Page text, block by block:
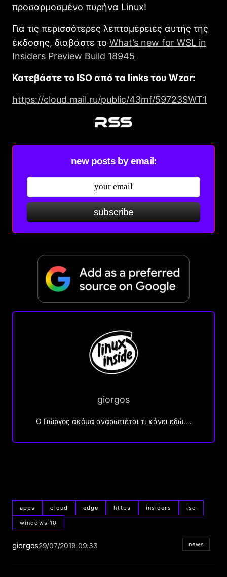
προσαρμοσμένο πυρήνα Linux!
Για τις περισσότερες λεπτομέρειες αυτής της
έκδοσης, διαβάστε το What’s new for WSL in
Insiders Preview Build 18945
Κατεβάστε το ISO από τα links του Wzor:
https://cloud.mail.ru/public/43mf/59723SWT1
new posts by email:
subscribe
giorgos
Ο Γιώργος ακόμα αναρωτιέται τι κάνει εδώ….
apps cloud edge https insiders iso
windows 10
giorgos29/07/2019 09:33 news